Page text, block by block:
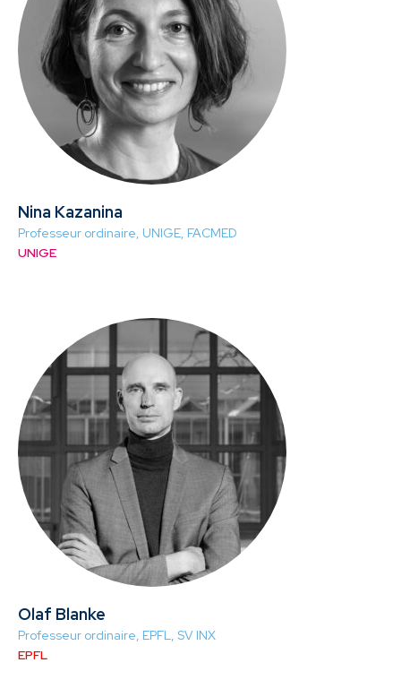
Nina Kazanina
Professeur ordinaire, UNIGE, FACMED
UNIGE
Olaf Blanke
Professeur ordinaire, EPFL, SV INX
EPFL